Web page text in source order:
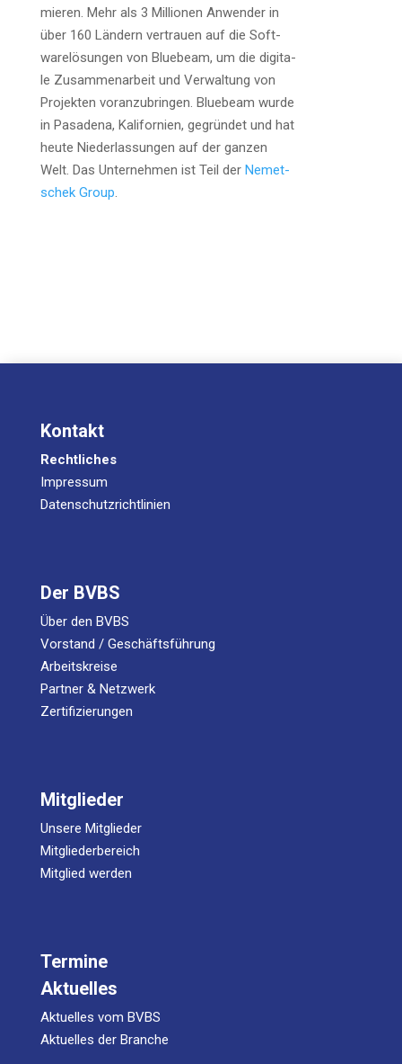
mie­ren. Mehr als 3 Mil­lio­nen Anwen­der in
über 160 Län­dern ver­trau­en auf die Soft­
ware­lö­sun­gen von Bluebeam, um die digi­ta­
le Zusam­men­ar­beit und Ver­wal­tung von
Pro­jek­ten vor­an­zu­brin­gen. Bluebeam wur­de
in Pasa­de­na, Kali­for­ni­en, gegrün­det und hat
heu­te Nie­der­las­sun­gen auf der gan­zen
Welt. Das Unter­neh­men ist Teil der Nemet­
schek Group.
Kontakt
Rechtliches
Impressum
Datenschutzrichtlinien
Der BVBS
Über den BVBS
Vorstand / Geschäftsführung
Arbeitskreise
Partner & Netzwerk
Zertifizierungen
Mitglieder
Unsere Mitglieder
Mitgliederbereich
Mitglied werden
Termine
Aktuelles
Aktuelles vom BVBS
Aktuelles der Branche